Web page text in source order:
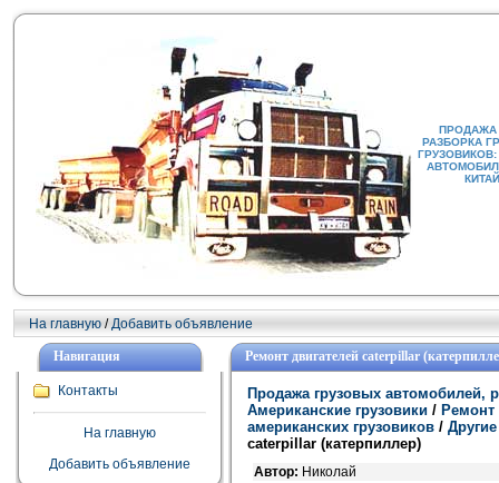
ПРОДАЖА
РАЗБОРКА
На главную /Добавить объявление
Навигация
Контакты
На главную
Добавить объявление
Ремонт двигателей caterpillar
Продажа грузовых автомобилей,
Американские грузовики / Ремонт
американских грузовиков /
caterpillar (катерпиллер)
Автор: Николай